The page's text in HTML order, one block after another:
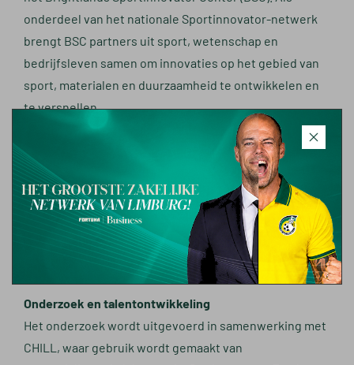
onderdeel van het nationale Sportinnovator-netwerk
brengt BSC partners uit sport, wetenschap en
bedrijfsleven samen om innovaties op het gebied van
sport, materialen en duurzaamheid te ontwikkelen en
te versnellen.
De industriële partner is W&H Sports, een marktpartij
met uitgebreide ervaring in stadioninrichting en
tribunestoelen. Het bedrijf werkt actief aan het
verduurzamen van producten en supply chain en neemt
deel om circulaire oplossingen voor stadioninrichting
Onderzoek en talentontwikkeling
Het onderzoek wordt uitgevoerd in samenwerking met
CHILL, waar gebruik wordt gemaakt van